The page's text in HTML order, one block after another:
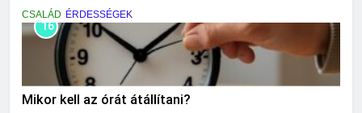
CSALÁD ÉRDESSÉGEK
16
Mikor kell az órát átállítani?